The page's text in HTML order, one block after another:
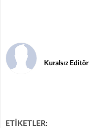
Kuralsız Editör
ETİKETLER: